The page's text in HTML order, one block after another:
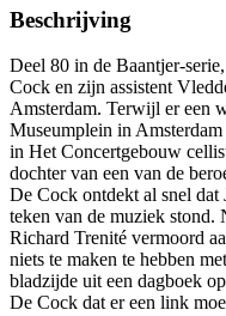
Beschrijving
Deel 80 in de Baantjer-
Cock en zijn assistent
Amsterdam. Terwijl er een
Museumplein in
in Het Concertgebouw
dochter van een van de
De Cock ontdekt al snel dat
teken van de muziek stond.
Richard Trenité vermoord
niets te maken te hebben
bladzijde uit een dagboek
De Cock dat er een link